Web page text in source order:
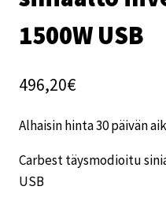
1500W USB
496,20€
Alhaisin hinta 30 päivän
Carbest täysmodioitu
USB